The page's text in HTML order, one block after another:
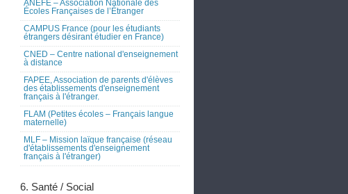
ANEFE – Association Nationale des
Écoles Françaises de l’Étranger
CAMPUS France (pour les étudiants
étrangers désirant étudier en France)
CNED – Centre national d'enseignement
à distance
FAPEE, Association de parents d'élèves
des établissements d'enseignement
français à l'étranger.
FLAM (Petites écoles – Français langue
maternelle)
MLF – Mission laïque française (réseau
d'établissements d'enseignement
français à l'étranger)
6. Santé / Social